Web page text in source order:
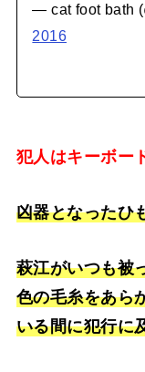
— cat foot bath
2016
犯人はキーボー
凶器となったひ
萩江がいつも被
色の毛糸をあら
いる間に犯行に